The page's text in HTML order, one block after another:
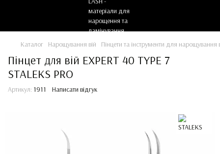
Каталог Нарощування вій Пінцети та інструменти для нарощування
Пінцет для вій EXPERT 40 TYPE 7
STALEKS PRO
Артикул: 1911 Написати відгук